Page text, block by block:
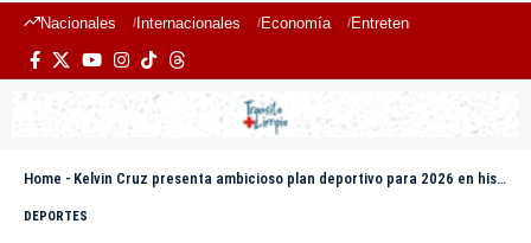
Nacionales Internacionales Economía Entretenimiento
Home - Kelvin Cruz presenta ambicioso plan deportivo para 2026 en histórica reunión con la crónica deportiva dominicana
DEPORTES